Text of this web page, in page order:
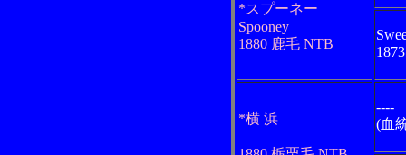
*スプーネー
Spooney
1880 鹿毛 NTB
*横 浜
----
(血